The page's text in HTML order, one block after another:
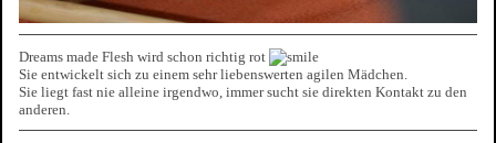
Dreams made Flesh wird schon richtig rot
Sie entwickelt sich zu einem sehr liebenswerten agilen Mädchen.
Sie liegt fast nie alleine irgendwo, immer sucht sie direkten Kontakt zu den
anderen.